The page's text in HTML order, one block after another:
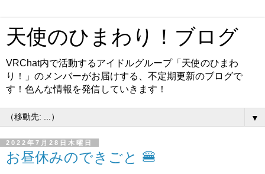
天使のひまわり！ブログ
VRChat内で活動するアイドルグループ「天使のひまわ
り！」のメンバーがお届けする、不定期更新のブログで
す！色んな情報を発信していきます！
▼
2022年7月28日木曜日
お昼休みのできごと 🍔